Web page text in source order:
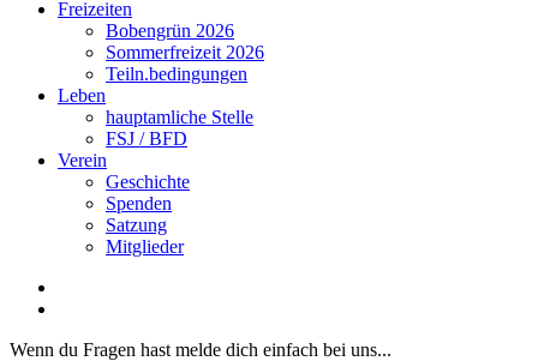
Freizeiten
Bobengrün 2026
Sommerfreizeit 2026
Teiln.bedingungen
Leben
hauptamliche Stelle
FSJ / BFD
Verein
Geschichte
Spenden
Satzung
Mitglieder
Wenn du Fragen hast melde dich einfach bei uns...